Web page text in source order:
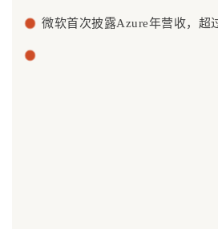
微软首次披露Azure年营收，超